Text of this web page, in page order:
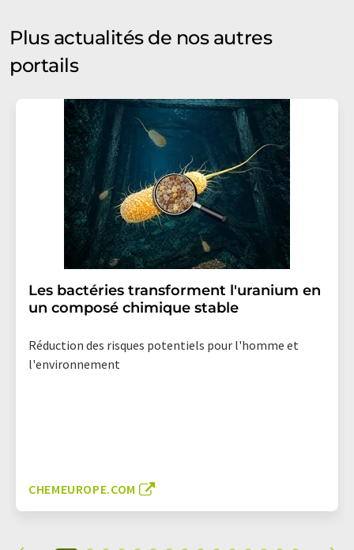
Plus actualités de nos autres
portails
Les bactéries transforment l'uranium en
un composé chimique stable
Réduction des risques potentiels pour l'homme et
l'environnement
CHEMEUROPE.COM